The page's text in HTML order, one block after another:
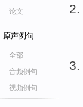
论文
原声例句
全部
音频例句
视频例句